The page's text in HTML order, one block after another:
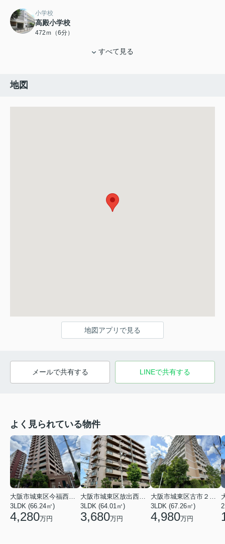
小学校
高殿小学校
472ｍ（6分）
すべて見る
地図
地図アプリで見る
メールで共有する LINEで共有する
よく見られている物件
大阪市城東区今福西６丁目
3LDK (66.24㎡)
4,280万円
大阪市城東区放出西１丁目
3LDK (64.01㎡)
3,680万円
大阪市城東区古市２丁目
3LDK (67.26㎡)
4,980万円